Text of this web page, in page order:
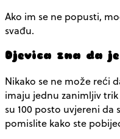
Ako im se ne popusti,
svađu.
Djevica zna da
Nikako se ne može reći
imaju jednu zanimljiv
su 100 posto uvjereni da
pomislite kako ste